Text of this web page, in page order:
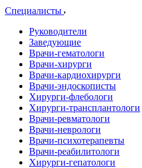
Специалисты
Руководители
Заведующие
Врачи-гематологи
Врачи-хирурги
Врачи-кардиохирурги
Врачи-эндоскописты
Хирурги-флебологи
Хирурги-трансплантологи
Врачи-ревматологи
Врачи-неврологи
Врачи-психотерапевты
Врачи-реабилитологи
Хирурги-гепатологи